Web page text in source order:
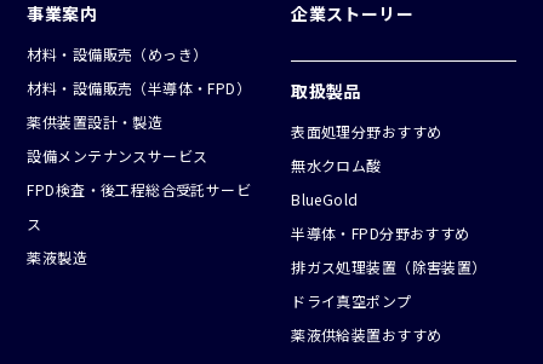
6.組織・体制の整備
個人情報の安全管理措置を講じるための組織体制の整備
をはかります。当社の役員を含めた全ての従業者に対し
て、個人情報の適切な取扱いについて周知徹底をはかり
ます。
事業案内
材料・設備販売（めっき）
材料・設備販売（半導体・FPD）
薬供装置設計・製造
設備メンテナンスサービス
FPD検査・後工程総合受託サービ
ス
薬液製造
企業ストーリー
取扱製品
表面処理分野おすすめ
無水クロム酸
BlueGold
半導体・FPD分野おすすめ
排ガス処理装置（除害装置）
ドライ真空ポンプ
薬液供給装置おすすめ